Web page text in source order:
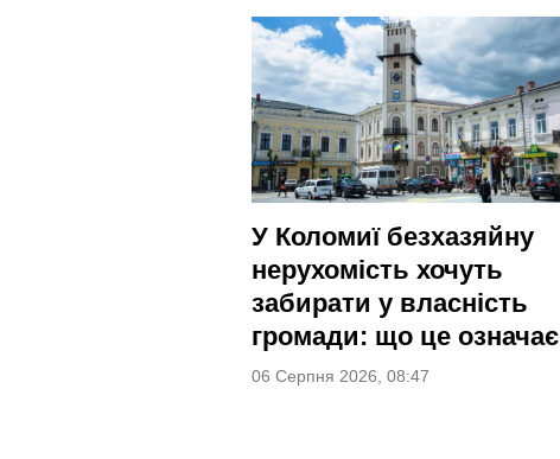
У Коломиї безхазяйну
нерухомість хочуть
забирати у власність
громади: що це означає
06 Серпня 2026, 08:47